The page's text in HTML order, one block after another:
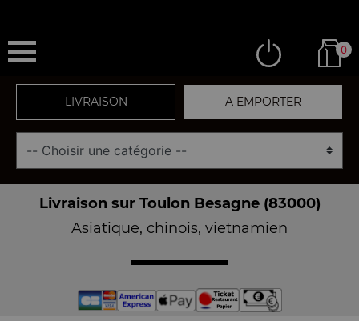
0
LIVRAISON A EMPORTER
Livraison sur Toulon Besagne (83000)
Asiatique, chinois, vietnamien